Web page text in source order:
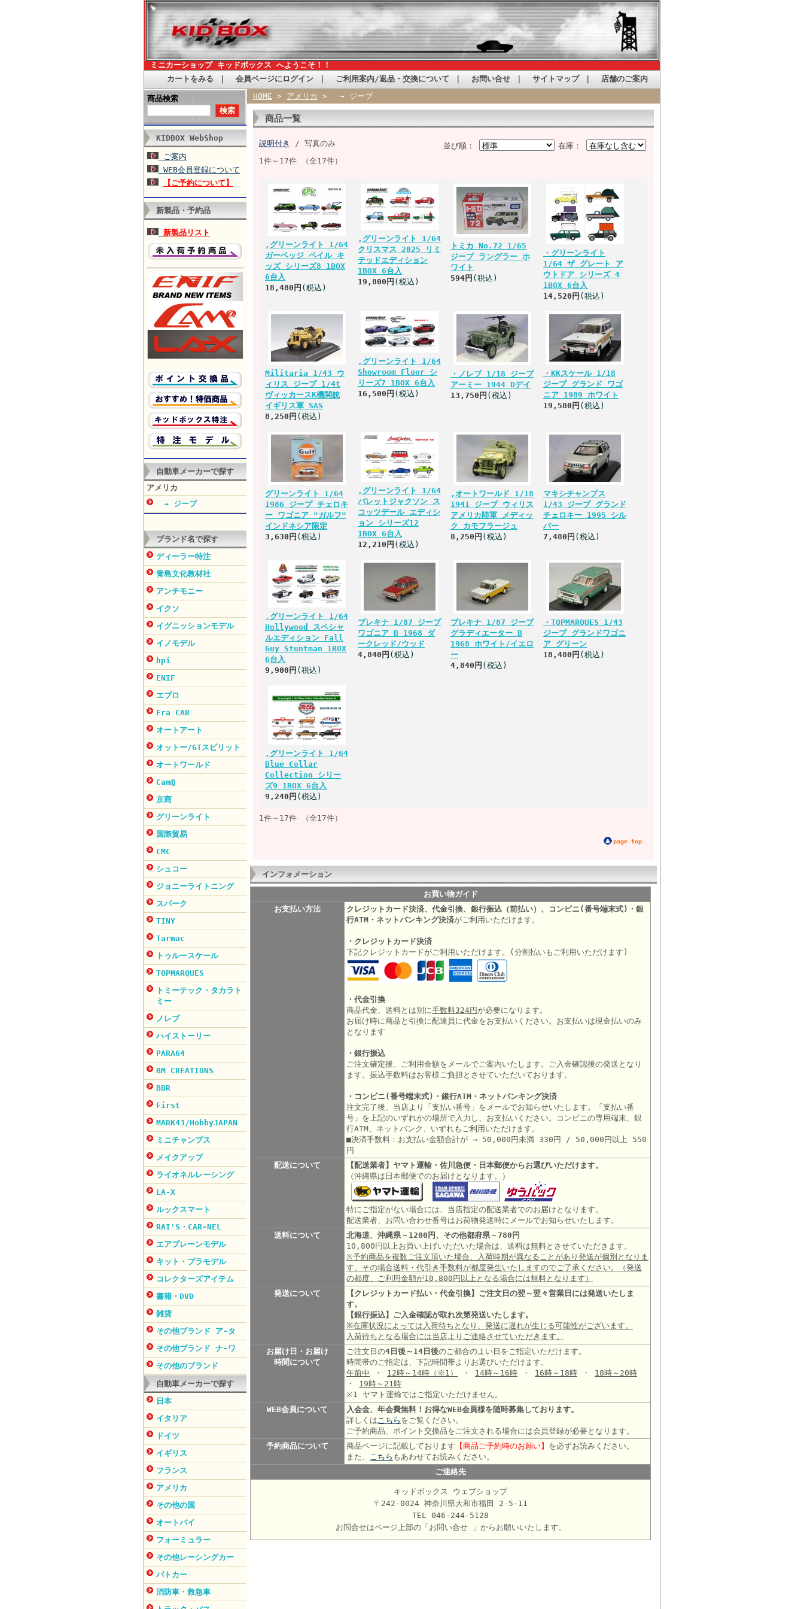
ミニカーショップ キッドボックス へようこそ！！
カートをみる
会員ページにログイン ご利用案内/返品・交換について お問い合せ サイトマップ｜ 店舗のご案内
商品検索
KIDBOX WebShop
ご案内
WEB会員登録について
【ご予約について】
新製品・予約品
新製品リスト
自動車メーカーで探す
アメリカ
→ ジープ
ブランド名で探す
ディーラー特注
青島文化教材社
アンチモニー
イクソ
イグニッションモデル
イノモデル
hpi
ENIF
エブロ
Era CAR
オートアート
オットー/GTスピリット
オートワールド
Cam@
京商
グリーンライト
国際貿易
CMC
シュコー
ジョニーライトニング
スパーク
TINY
Tarmac
トゥルースケール
TOPMARQUES
トミーテック・タカラト
ミー
ノレブ
ハイストーリー
PARA64
BM CREATIONS
BBR
First
MARK43/HobbyJAPAN
ミニチャンプス
メイクアップ
ライオネルレーシング
LA-X
ルックスマート
RAI'S・CAR-NEL
エアプレーンモデル
キット・プラモデル
コレクターズアイテム
書籍・DVD
雑貨
その他ブランド ア-タ
その他ブランド ナ-ワ
その他のブランド
自動車メーカーで探す
日本
イタリア
ドイツ
イギリス
フランス
アメリカ
その他の国
オートバイ
フォーミュラー
その他レーシングカー
パトカー
消防車・救急車
HOME > アメリカ > → ジープ
商品一覧
在庫：
並び順：
説明付き
/ 写真のみ
1件～17件 （全17件）
,グリーンライト 1/64
ガーベッジ ペイル キ
ッズ シリーズ8 1BOX
6台入
18,480円 (税込)
,グリーンライト 1/64
クリスマス 2025 リミ
テッドエディション
1BOX 6台入
19,800円 (税込)
トミカ No.72 1/65
ジープ ラングラー ホ
ワイト
594円 (税込)
・グリーンライト
1/64 ザ グレート ア
ウトドア シリーズ 4
1BOX 6台入
14,520円 (税込)
Militaria 1/43 ウ
ィリス ジープ 1/4t
ヴィッカースK機関銃
イギリス軍 SAS
8,250円 (税込)
,グリーンライト 1/64
Showroom Floor シ
リーズ7 1BOX 6台入
16,500円 (税込)
・ノレブ 1/18 ジープ
アーミー 1944 Dデイ
13,750円 (税込)
・KKスケール 1/18
ジープ グランド ワゴ
ニア 1989 ホワイト
19,580円 (税込)
グリーンライト 1/64
1986 ジープ チェロキ
ー ワゴニア "ガルフ"
インドネシア限定
3,630円 (税込)
,グリーンライト 1/64
バレットジャクソン ス
コッツデール エディシ
ョン シリーズ12
1BOX 6台入
12,210円 (税込)
,オートワールド 1/18
1941 ジープ ウィリス
アメリカ陸軍 メディッ
ク カモフラージュ
8,250円 (税込)
マキシチャンプス
1/43 ジープ グランド
チェロキー 1995 シル
バー
7,480円 (税込)
,グリーンライト 1/64
Hollywood スペシャ
ルエディション Fall
Guy Stuntman 1BOX
6台入
9,900円 (税込)
ブレキナ 1/87 ジープ
ワゴニア B 1968 ダ
ークレッド/ウッド
4,840円 (税込)
ブレキナ 1/87 ジープ
グラディエーター B
1968 ホワイト/イエロ
ー
4,840円 (税込)
・TOPMARQUES 1/43
ジープ グランドワゴニ
ア グリーン
18,480円 (税込)
,グリーンライト 1/64
Blue Collar
Collection シリー
ズ9 1BOX 6台入
9,240円 (税込)
1件～17件 （全17件）
page top
インフォメーション
お買い物ガイド
お支払い方法
クレジットカード決済、代金引換、銀行振込（前払い）、コンビニ(番号端末式)・銀
行ATM・ネットバンキング決済がご利用いただけます。
・クレジットカード決済
下記クレジットカードがご利用いただけます。(分割払いもご利用いただけます)
・代金引換
商品代金、送料とは別に手数料324円 が必要になります。
お届け時に商品と引換に配達員に代金をお支払いください。お支払いは現金払いのみ
となります
・銀行振込
ご注文確定後、ご利用金額をメールでご案内いたします。ご入金確認後の発送となり
ます。振込手数料はお客様ご負担とさせていただいております。
・コンビニ(番号端末式)・銀行ATM・ネットバンキング決済
注文完了後、当店より「支払い番号」をメールでお知らせいたします。「支払い番
号」を上記のいずれかの場所で入力し、お支払いください。コンビニの専用端末、銀
行ATM、ネットバンク、いずれもご利用いただけます。
■決済手数料：お支払い金額合計が → 50,000円未満 330円 / 50,000円以上 550
円
配送について
【配送業者】ヤマト運輸・佐川急便・日本郵便からお選びいただけます。
（沖縄県は日本郵便でのお届けとなります。）
特にご指定がない場合には、当店指定の配送業者でのお届けとなります。
配送業者、お問い合わせ番号はお荷物発送時にメールでお知らせいたします。
送料について
北海道、沖縄県－1200円、その他都府県－780円
10,800円以上お買い上げいただいた場合は、送料は無料とさせていただきます。
※予約商品を複数ご注文頂いた場合、入荷時期が異なることがあり発送が個別となりま
す。その場合送料・代引き手数料が都度発生いたしますのでご了承ください。（発送
の都度、ご利用金額が10,800円以上となる場合には無料となります）
発送について
【クレジットカード払い・代金引換】ご注文日の翌～翌々営業日には発送いたしま
す。
【銀行振込】ご入金確認が取れ次第発送いたします。
※在庫状況によっては入荷待ちとなり、発送に遅れが生じる可能性がございます。
入荷待ちとなる場合には当店よりご連絡させていただきます。
お届け日・お届け
時間について
ご注文日の4日後～14日後のご都合のよい日をご指定いただけます。
時間帯のご指定は、下記時間帯よりお選びいただけます。
午前中 ・ 12時～14時 （※1） ・ 14時～16時 ・ 16時～18時 ・ 18時～20時
・ 19時～21時
※1 ヤマト運輸ではご指定いただけません。
WEB会員について
入会金、年会費無料！お得なWEB会員様を随時募集しております。
詳しくはこちら をご覧ください。
ご予約商品、ポイント交換品をご注文される場合には会員登録が必要となります。
予約商品について
商品ページに記載しております 【商品ご予約時のお願い】 を必ずお読みください。
また、 こちら もあわせてお読みください。
ご連絡先
キッドボックス ウェブショップ
〒242-0024 神奈川県大和市福田 2-5-11
TEL 046-244-5128
お問合せはページ上部の「お問い合せ 」からお願いいたします。